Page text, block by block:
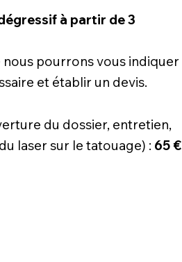
à partir de 3
nous pourrons vous indiquer
et établir un devis.
du dossier, entretien,
laser sur le tatouage) : 65 €